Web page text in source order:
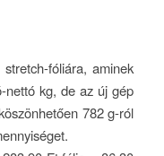
fóliára, aminek
nettó kg, de az új gép
782 g-ról